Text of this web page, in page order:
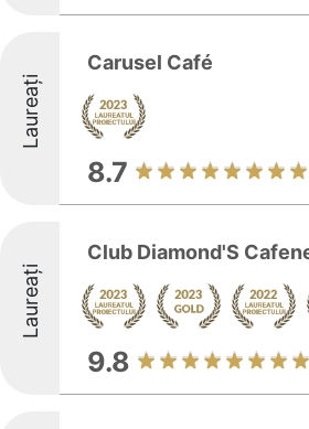
Laureați
Carusel Café
8.7
Laureați
Club Diamond'S
9.8